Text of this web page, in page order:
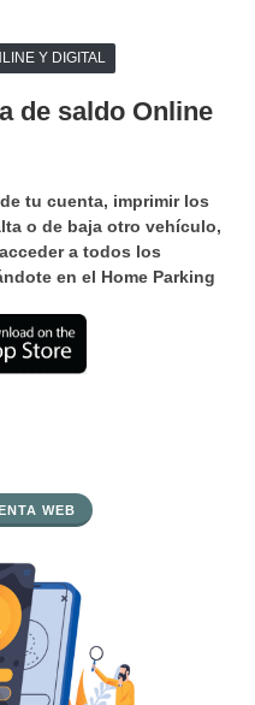
Y DIGITAL
de saldo Online
tu cuenta, imprimir los
o de baja otro vehículo,
a todos los
en el Home Parking
WEB